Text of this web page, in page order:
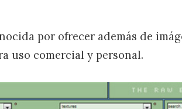
por ofrecer además de
uso comercial y personal.